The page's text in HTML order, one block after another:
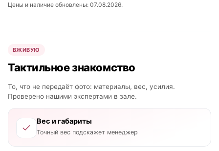
Цены и наличие обновлены: 07.08.2026.
ВЖИВУЮ
Тактильное знакомство
То, что не передаёт фото: материалы, вес, усилия.
Проверено нашими экспертами в зале.
Вес и габариты
Точный вес подскажет менеджер